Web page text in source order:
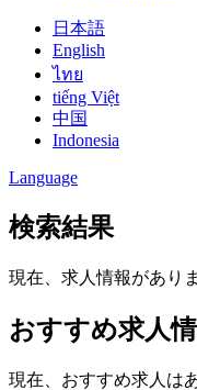
日本語
English
ไทย
tiếng Việt
中国
Indonesia
Language
検索結果
現在、求人情報があり
おすすめ求人
現在、おすすめ求人は